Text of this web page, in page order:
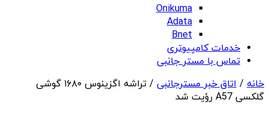
Onikuma
Adata
Bnet
خدمات کامپیوتری
تماس با مستر جانبی
خانه / اتاق خبر مسترجانبی
/ تراشه اگزینوس ۱۶۸۰ گوشی
گلکسی A57 رؤیت شد